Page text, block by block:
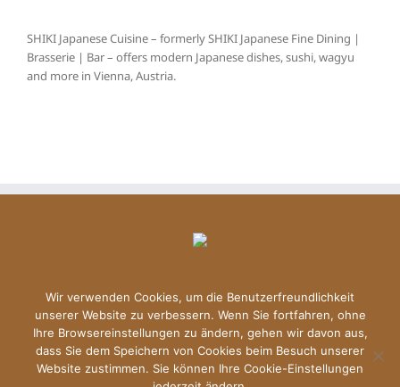
SHIKI Japanese Cuisine – formerly SHIKI Japanese Fine Dining |
Brasserie | Bar – offers modern Japanese dishes, sushi, wagyu
and more in Vienna, Austria.
Copyright © 2024 Shiki | All Rights Reserved |Datenschutzerklärung
|Imprint
Wir verwenden Cookies, um die Benutzerfreundlichkeit
unserer Website zu verbessern. Wenn Sie fortfahren, ohne
Ihre Browsereinstellungen zu ändern, gehen wir davon aus,
dass Sie dem Speichern von Cookies beim Besuch unserer
Website zustimmen. Sie können Ihre Cookie-Einstellungen